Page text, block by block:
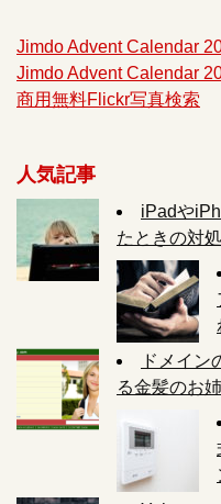
Jimdo Advent Calendar
Jimdo Advent Calendar
商用無料Flickr写真検索
人気記事
iPadや
たときの対
ドメイン
る金髪のお